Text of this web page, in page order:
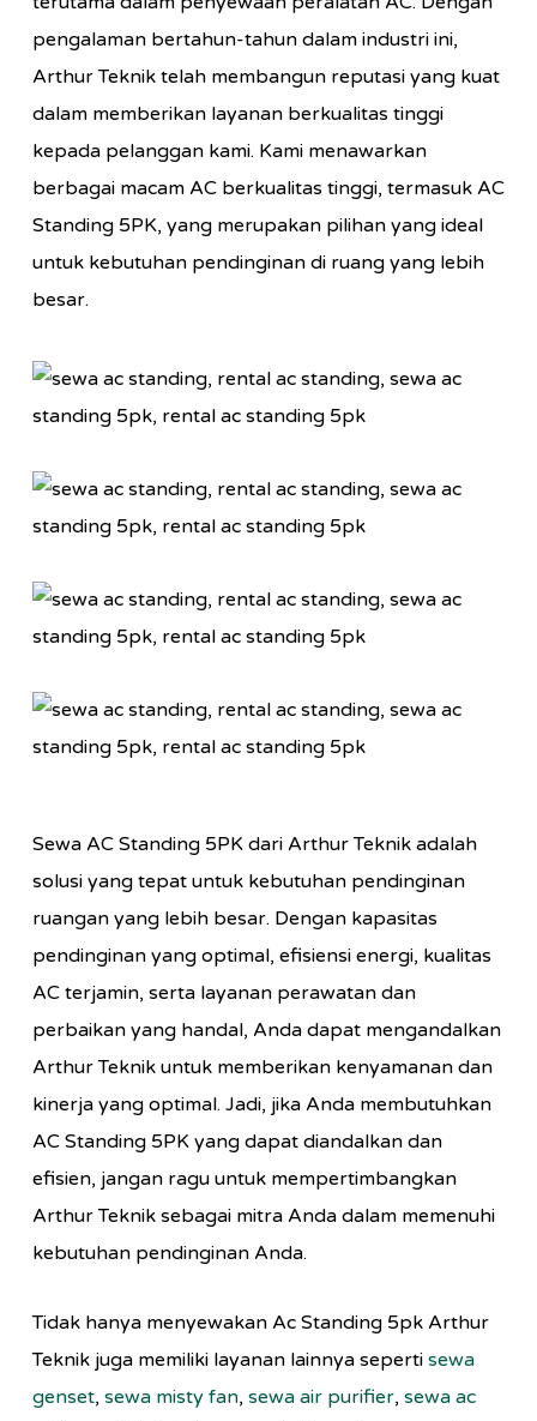
pengalaman bertahun-tahun dalam industri ini,
Arthur Teknik telah membangun reputasi yang kuat
dalam memberikan layanan berkualitas tinggi
kepada pelanggan kami. Kami menawarkan
berbagai macam AC berkualitas tinggi, termasuk AC
Standing 5PK, yang merupakan pilihan yang ideal
untuk kebutuhan pendinginan di ruang yang lebih
besar.
Sewa AC Standing 5PK dari Arthur Teknik adalah
solusi yang tepat untuk kebutuhan pendinginan
ruangan yang lebih besar. Dengan kapasitas
pendinginan yang optimal, efisiensi energi, kualitas
AC terjamin, serta layanan perawatan dan
perbaikan yang handal, Anda dapat mengandalkan
Arthur Teknik untuk memberikan kenyamanan dan
kinerja yang optimal. Jadi, jika Anda membutuhkan
AC Standing 5PK yang dapat diandalkan dan
efisien, jangan ragu untuk mempertimbangkan
Arthur Teknik sebagai mitra Anda dalam memenuhi
kebutuhan pendinginan Anda.
Tidak hanya menyewakan Ac Standing 5pk Arthur
Teknik juga memiliki layanan lainnya seperti sewa
genset, sewa misty fan, sewa air purifier, sewa ac